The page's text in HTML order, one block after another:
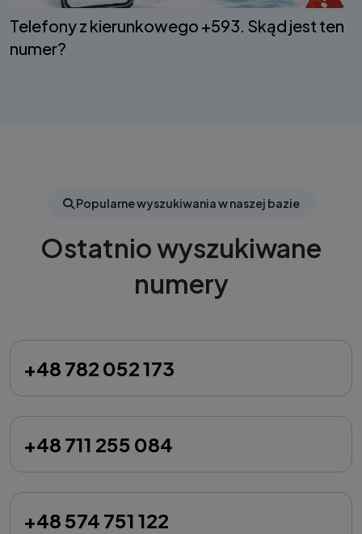
Telefony z kierunkowego +593. Skąd jest ten
numer?
Popularne wyszukiwania w naszej bazie
Ostatnio wyszukiwane
numery
+48 782 052 173
+48 711 255 084
+48 574 751 122